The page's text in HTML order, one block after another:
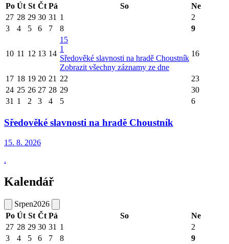
Po Út St Čt Pá So
Ne
27 28 29 30 31 1
2
3
4 5 6 7 8 9
10 11 12 13 14
15
1
Sředověké slavnosti na hradě Choustník
Zobrazit všechny záznamy ze dne
16
17 18 19 20 21 22
23
24 25 26 27 28 29
30
31 1 2 3 4 5 6
Sředověké slavnosti na hradě Choustník
15. 8. 2026
.
Kalendář
Srpen2026
Po Út St Čt Pá So
Ne
27 28 29 30 31 1
2
3
4 5 6 7 8 9